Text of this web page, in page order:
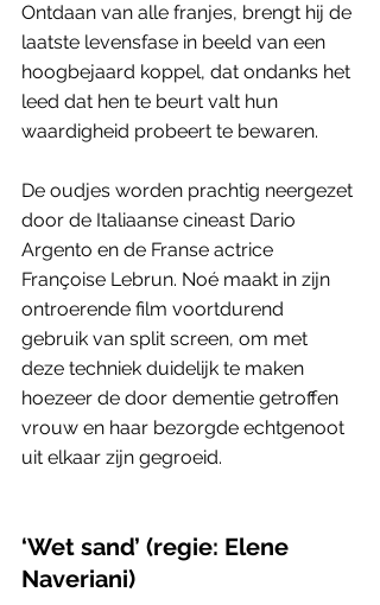
Ontdaan van alle franjes, brengt hij de
laatste levensfase in beeld van een
hoogbejaard koppel, dat ondanks het
leed dat hen te beurt valt hun
waardigheid probeert te bewaren.
De oudjes worden prachtig neergezet
door de Italiaanse cineast Dario
Argento en de Franse actrice
Françoise Lebrun. Noé maakt in zijn
ontroerende film voortdurend
gebruik van split screen, om met
deze techniek duidelijk te maken
hoezeer de door dementie getroffen
vrouw en haar bezorgde echtgenoot
uit elkaar zijn gegroeid.
‘Wet sand’ (regie: Elene
Naveriani)